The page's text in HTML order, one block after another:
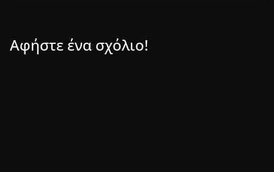
Αφήστε ένα σχόλιο!